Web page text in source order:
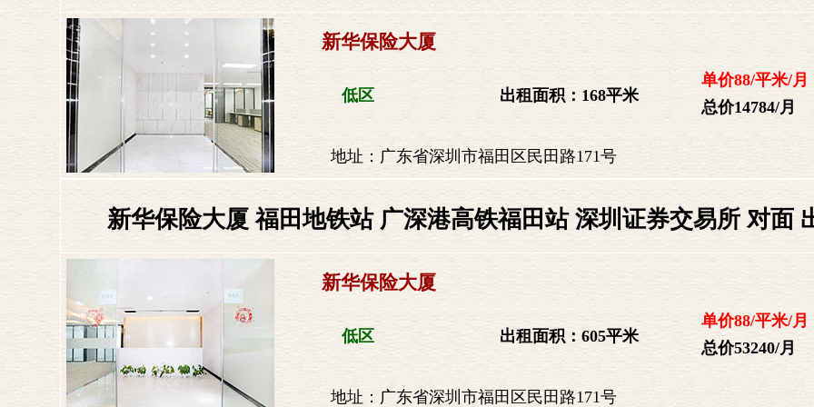
新华保险大厦
低区 出租面积：168平米
单价88/平米/月
总价14784/月
地址：广东省深圳市福田区民田路171号
新华保险大厦 福田地铁站 广深港高铁福田站 深圳证券交易所 对面
新华保险大厦
低区 出租面积：605平米
单价88/平米/月
总价53240/月
地址：广东省深圳市福田区民田路171号